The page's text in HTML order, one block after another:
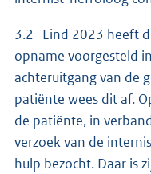
3.2 Eind 2023 heeft
opname voorgesteld
achteruitgang van de
patiënte wees dit af.
de patiënte, in
verzoek van de
hulp bezocht. Daar is